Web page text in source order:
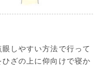
しやすい方法で行って
ざの上に仰向けで寝か